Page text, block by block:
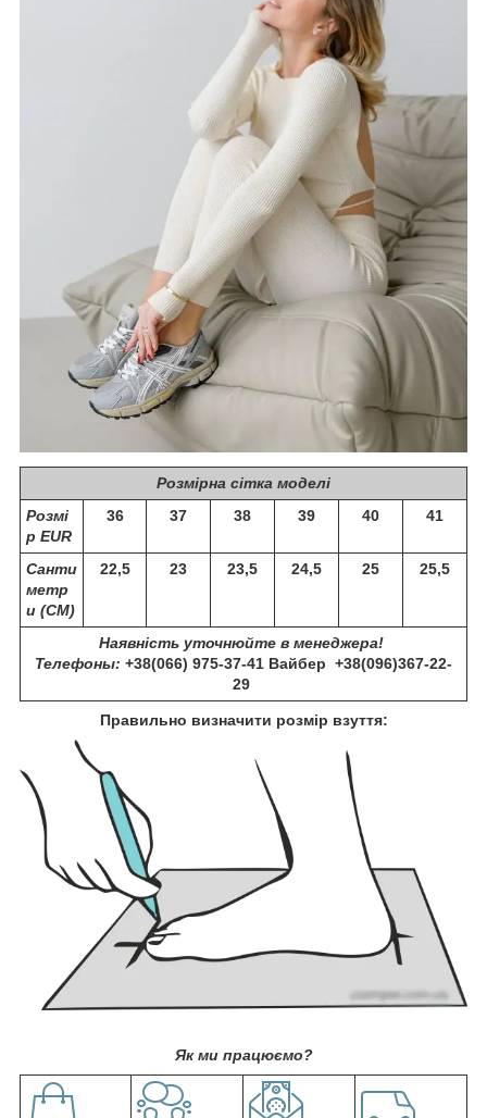
Розмірна сітка моделі
Розмі
р EUR
36 37 38 39 40 41
Санти
метр
и (СМ)
22,5 23 23,5 24,5 25 25,5
Наявність уточнюйте в менеджера!
Телефоны: +38(066) 975-37-41 Вайбер +38(096)367-22-
29
Правильно визначити розмір взуття:
Як ми працюємо?